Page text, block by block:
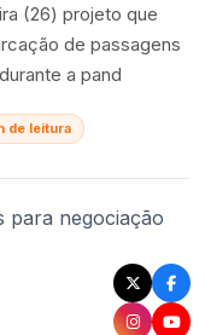
(26) projeto que
de passagens
a pand
de leitura